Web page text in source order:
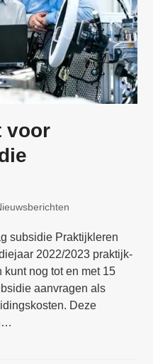
voor
subsidie Praktijkleren
2022/2023 praktijk-
nog tot en met 15
aanvragen als
Deze